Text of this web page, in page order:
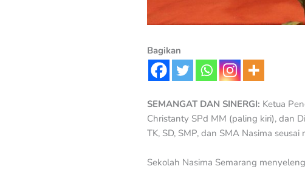
Bagikan
SEMANGAT DAN SINERGI: Ketua
Christanty SPd MM (paling kiri), dan
TK, SD, SMP, dan SMA Nasima
Sekolah Nasima Semarang